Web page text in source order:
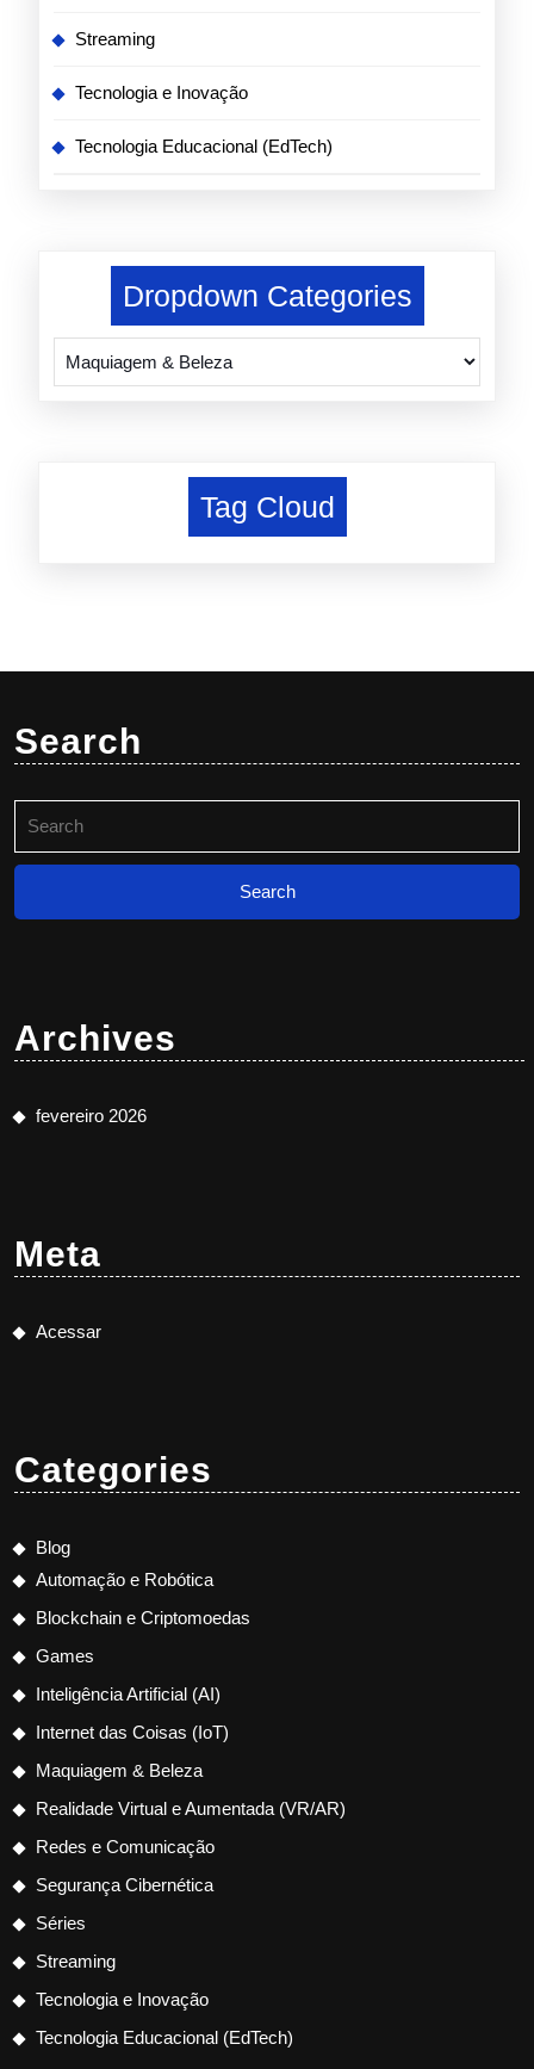
Streaming
Tecnologia e Inovação
Tecnologia Educacional (EdTech)
Dropdown Categories
Tag Cloud
Search
for:
Archives
fevereiro 2026
Meta
Acessar
Categories
Blog
Automação e Robótica
Blockchain e Criptomoedas
Games
Inteligência Artificial (AI)
Internet das Coisas (IoT)
Maquiagem & Beleza
Realidade Virtual e Aumentada (VR/AR)
Redes e Comunicação
Segurança Cibernética
Séries
Streaming
Tecnologia e Inovação
Tecnologia Educacional (EdTech)